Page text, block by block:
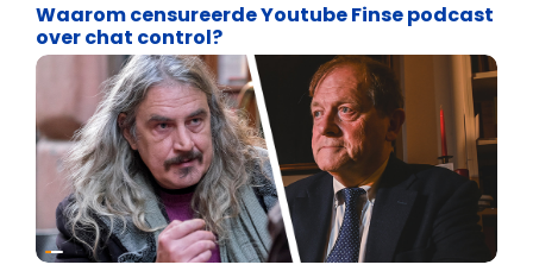
Waarom censureerde Youtube Finse podcast
over chat control?
Vrijheid van meningsuiting